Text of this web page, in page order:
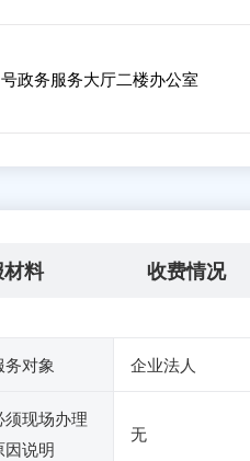
政务服务大厅二楼办公室
料 收费情况
务对象 企业法人
须现场办理
因说明
无